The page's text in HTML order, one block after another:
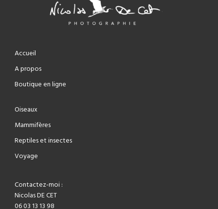
Accueil
A propos
Boutique en ligne
Oiseaux
Mammifères
Reptiles et insectes
Voyage
Contactez-moi :
Nicolas DE CET
06 03 13 13 98